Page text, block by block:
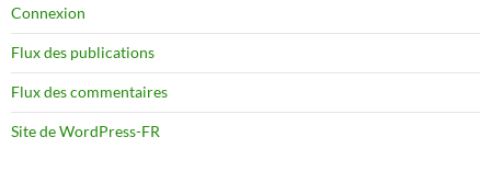
Connexion
Flux des publications
Flux des commentaires
Site de WordPress-FR